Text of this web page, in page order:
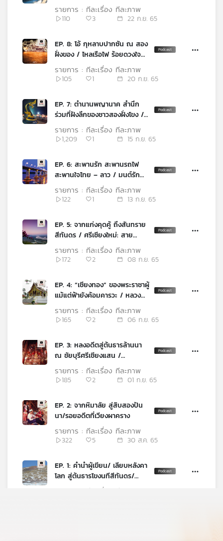
110
3 22 ก.ย. 65
รายการ : ทีละเรื่อง ทีละภาพ
EP. 8: โอ้ กุหลาบปากซัน ณ สอง
ฝั่งของ / ไหลเรือไฟ ร้อยดวงใจ
เปี่ยมศรัทธามหานที
105
1 20 ก.ย. 65
รายการ : ทีละเรื่อง ทีละภาพ
EP. 7: ตำนานพญานาค สำนึก
ร่วมที่ฝังลึกของชาวสองฝั่งโขง /
สะดือโขง ณ แก่งอาฮง
1,209
1 15 ก.ย. 65
รายการ : ทีละเรื่อง ทีละภาพ
EP. 6: สะพานรัก สะพานรถไฟ
สะพานใจไทย – ลาว / มนต์รัก
สะพานฮักแพง
122
1 13 ก.ย. 65
รายการ : ทีละเรื่อง ทีละภาพ
EP. 5: จากแก่งคุดคู้ ถึงสันทราย
สีทันดร / ศรีเชียงใหม่: สาย
สัมพันธ์ ล้านนา – ล้านช้าง
172
2 08 ก.ย. 65
รายการ : ทีละเรื่อง ทีละภาพ
EP. 4: “เชียงทอง” ของพระราชาผู้
แม้แต่ฟ้ายังค้อมคารวะ / หลวง
พระบาง: อู่อารยธรรมล้านช้าง
ราชธานีริมฝั่งโขง
165 2 06 ก.ย. 65
รายการ : ทีละเรื่อง ทีละภาพ
EP. 3: หลงอดีตสู่ต้นธารล้านนา
ณ ชัยบุรีศรีเชียงแสน /
เชียงของ: ความมั่งมีมั่งมูนแห่งลำ
โขง185 2 01 ก.ย. 65
รายการ : ทีละเรื่อง ทีละภาพ
EP. 2: จากหิมาลัย สู่สิบสองปัน
นา/รอยอดีตที่เวียงผาคราง
322 5 30 ส.ค. 65
รายการ : ทีละเรื่อง ทีละภาพ
EP. 1: คำนำผู้เขียน/ เลียบหลังคา
โลก สู่ต้นธารโขงนทีสีทันดร/
ประสบการณ์ “ที่สุด” รถไฟจีน
รายการ : ทีละเรื่อง ทีละภาพ